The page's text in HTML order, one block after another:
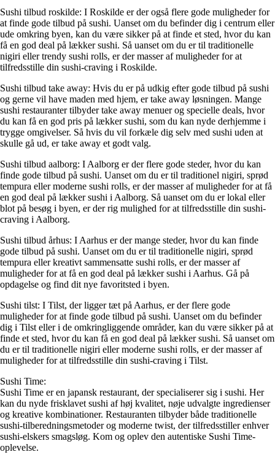
Sushi tilbud roskilde: I Roskilde er der også flere gode muligheder for
at finde gode tilbud på sushi. Uanset om du befinder dig i centrum eller
ude omkring byen, kan du være sikker på at finde et sted, hvor du kan
få en god deal på lækker sushi. Så uanset om du er til traditionelle
nigiri eller trendy sushi rolls, er der masser af muligheder for at
tilfredsstille din sushi-craving i Roskilde.
Sushi tilbud take away: Hvis du er på udkig efter gode tilbud på sushi
og gerne vil have maden med hjem, er take away løsningen. Mange
sushi restauranter tilbyder take away menuer og specielle deals, hvor
du kan få en god pris på lækker sushi, som du kan nyde derhjemme i
trygge omgivelser. Så hvis du vil forkæle dig selv med sushi uden at
skulle gå ud, er take away et godt valg.
Sushi tilbud aalborg: I Aalborg er der flere gode steder, hvor du kan
finde gode tilbud på sushi. Uanset om du er til traditionel nigiri, sprød
tempura eller moderne sushi rolls, er der masser af muligheder for at få
en god deal på lækker sushi i Aalborg. Så uanset om du er lokal eller
blot på besøg i byen, er der rig mulighed for at tilfredsstille din sushi-
craving i Aalborg.
Sushi tilbud århus: I Aarhus er der mange steder, hvor du kan finde
gode tilbud på sushi. Uanset om du er til traditionelle nigiri, sprød
tempura eller kreativt sammensatte sushi rolls, er der masser af
muligheder for at få en god deal på lækker sushi i Aarhus. Gå på
opdagelse og find dit nye favoritsted i byen.
Sushi tilst: I Tilst, der ligger tæt på Aarhus, er der flere gode
muligheder for at finde gode tilbud på sushi. Uanset om du befinder
dig i Tilst eller i de omkringliggende områder, kan du være sikker på at
finde et sted, hvor du kan få en god deal på lækker sushi. Så uanset om
du er til traditionelle nigiri eller moderne sushi rolls, er der masser af
muligheder for at tilfredsstille din sushi-craving i Tilst.
Sushi Time:
Sushi Time er en japansk restaurant, der specialiserer sig i sushi. Her
kan du nyde frisklavet sushi af høj kvalitet, nøje udvalgte ingredienser
og kreative kombinationer. Restauranten tilbyder både traditionelle
sushi-tilberedningsmetoder og moderne twist, der tilfredsstiller enhver
sushi-elskers smagsløg. Kom og oplev den autentiske Sushi Time-
oplevelse.